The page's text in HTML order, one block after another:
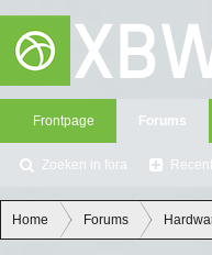
Frontpage Forums
Zoeken in fora
Home Forums